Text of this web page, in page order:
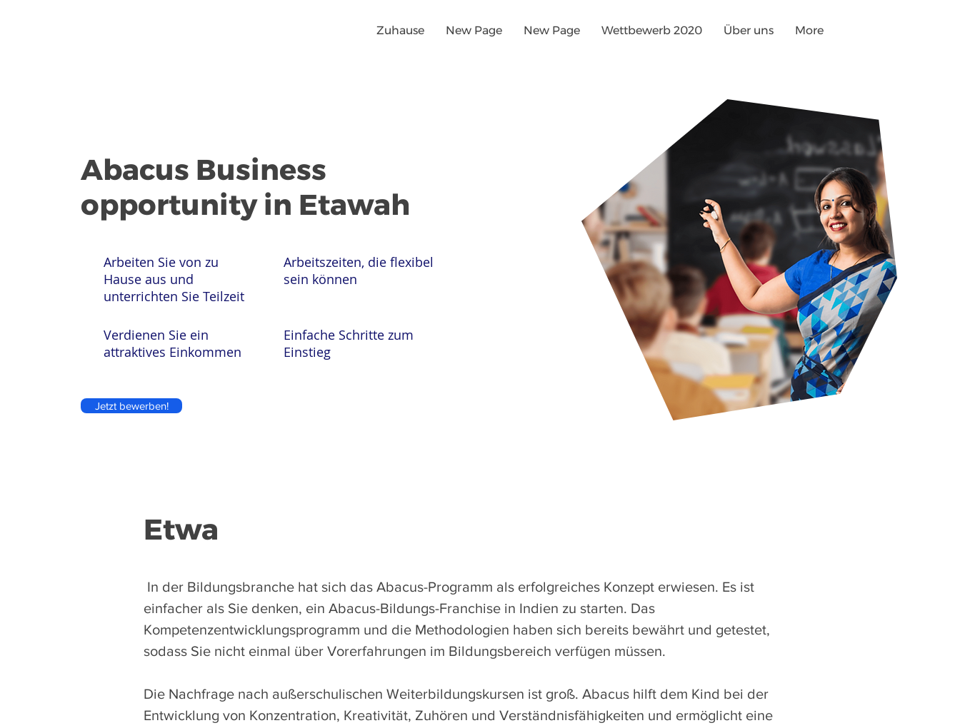
Abacus Business
opportunity in Etawah
Arbeiten Sie von zu
Hause aus und
unterrichten Sie Teilzeit
Arbeitszeiten, die flexibel
sein können
Verdienen Sie ein
attraktives Einkommen
Einfache Schritte zum
Einstieg
Jetzt bewerben!
Zuhause New Page New Page Wettbewerb 2020 Über uns More
Etwa
In der Bildungsbranche hat sich das Abacus-Programm als erfolgreiches Konzept erwiesen. Es ist
einfacher als Sie denken, ein Abacus-Bildungs-Franchise in Indien zu starten. Das
Kompetenzentwicklungsprogramm und die Methodologien haben sich bereits bewährt und getestet,
sodass Sie nicht einmal über Vorerfahrungen im Bildungsbereich verfügen müssen.
Die Nachfrage nach außerschulischen Weiterbildungskursen ist groß. Abacus hilft dem Kind bei der
Entwicklung von Konzentration, Kreativität, Zuhören und Verständnisfähigkeiten und ermöglicht eine